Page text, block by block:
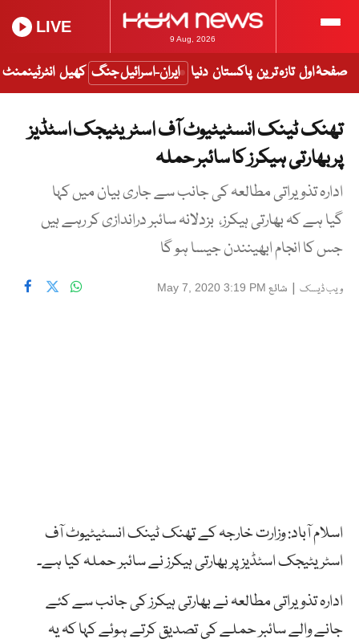
9 Aug, 2026
LIVE
صفحۂ اول تازہ ترین پاکستان دنیا ایران-اسرائیل جنگ کھیل انٹرٹینمنٹ
تھنک ٹینک انسٹیٹیوٹ آف اسٹریٹیجک اسٹڈیز
پر بھارتی ہیکرز کا سائبر حملہ
ادارہ تذویراتی مطالعہ کی جانب سے جاری بیان میں کہا
گیا ہے کہ بھارتی ہیکرز، بزدلانہ سائبر دراندازی کر رہے ہیں
جس کا انجام ابھینندن جیسا ہو گا
ویب ڈیسک | شائع May 7, 2020 3:19 PM
اسلام آباد: وزارت خارجہ کے تھنک ٹینک انسٹیٹیوٹ آف
اسٹریٹیجک اسٹڈیز پر بھارتی ہیکرز نے سائبر حملہ کیا ہے۔
ادارہ تذویراتی مطالعہ نے بھارتی ہیکرز کی جانب سے کئے
جانے والے سائبر حملے کی تصدیق کرتے ہوئے کہا کہ یہ